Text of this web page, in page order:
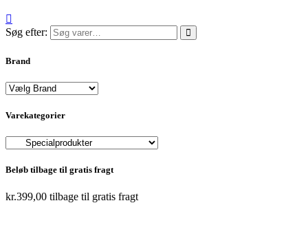
Søg efter:
Brand
Varekategorier
Beløb tilbage til gratis fragt
kr.399,00 tilbage til gratis fragt